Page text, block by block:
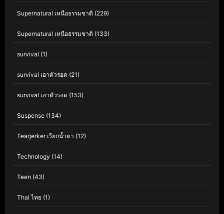
Supernatural เหนือธรรมชาติ (229)
Supernatural เหนือธรรมชาติ (133)
survival (1)
survival เอาตัวรอด (21)
survival เอาตัวรอด (153)
Suspense (134)
Tearjerker เรียกน้ำตา (12)
Technology (14)
Teen (43)
Thai ไทย (1)